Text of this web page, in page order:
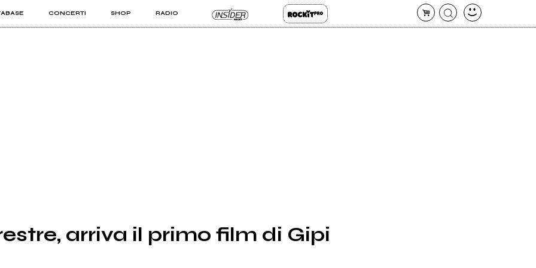
CONCERTI SHOP RADIO
PRO
arriva il primo film di Gipi